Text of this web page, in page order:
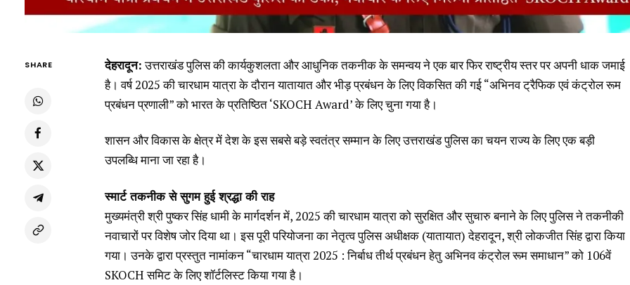
SHARE देहरादून:उत्तराखंड पुलिस की कार्यकुशलता और आधुनिक तकनीक के समन्वय ने एक बार फिर राष्ट्रीय स्तर पर अपनी धाक जमाई
है। वर्ष 2025 की चारधाम यात्रा के दौरान यातायात और भीड़ प्रबंधन के लिए विकसित की गई “अभिनव ट्रैफिक एवं कंट्रोल रूम
प्रबंधन प्रणाली” को भारत के प्रतिष्ठित ‘SKOCH Award’ के लिए चुना गया है।
शासन और विकास के क्षेत्र में देश के इस सबसे बड़े स्वतंत्र सम्मान के लिए उत्तराखंड पुलिस का चयन राज्य के लिए एक बड़ी
उपलब्धि माना जा रहा है।
स्मार्ट तकनीक से सुगम हुई श्रद्धा की राह
मुख्यमंत्री श्री पुष्कर सिंह धामी के मार्गदर्शन में, 2025 की चारधाम यात्रा को सुरक्षित और सुचारु बनाने के लिए पुलिस ने तकनीकी
नवाचारों पर विशेष जोर दिया था। इस पूरी परियोजना का नेतृत्व पुलिस अधीक्षक (यातायात) देहरादून, श्री लोकजीत सिंह द्वारा किया
गया। उनके द्वारा प्रस्तुत नामांकन “चारधाम यात्रा 2025 : निर्बाध तीर्थ प्रबंधन हेतु अभिनव कंट्रोल रूम समाधान” को 106वें
SKOCH समिट के लिए शॉर्टलिस्ट किया गया है।